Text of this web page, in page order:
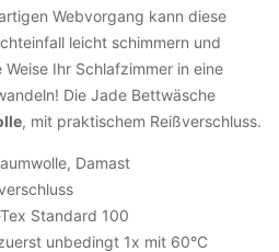
Webvorgang kann diese
leicht schimmern und
Ihr Schlafzimmer in eine
Die Jade Bettwäsche
, mit praktischem Reißverschluss.
Damast
Standard 100
unbedingt 1x mit 60°C